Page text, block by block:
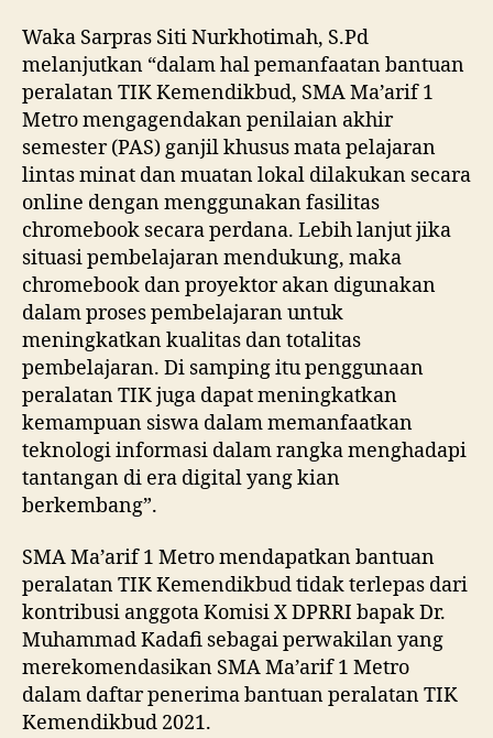
Waka Sarpras Siti Nurkhotimah, S.Pd
melanjutkan “dalam hal pemanfaatan bantuan
peralatan TIK Kemendikbud, SMA Ma’arif 1
Metro mengagendakan penilaian akhir
semester (PAS) ganjil khusus mata pelajaran
lintas minat dan muatan lokal dilakukan secara
online dengan menggunakan fasilitas
chromebook secara perdana. Lebih lanjut jika
situasi pembelajaran mendukung, maka
chromebook dan proyektor akan digunakan
dalam proses pembelajaran untuk
meningkatkan kualitas dan totalitas
pembelajaran. Di samping itu penggunaan
peralatan TIK juga dapat meningkatkan
kemampuan siswa dalam memanfaatkan
teknologi informasi dalam rangka menghadapi
tantangan di era digital yang kian
berkembang”.
SMA Ma’arif 1 Metro mendapatkan bantuan
peralatan TIK Kemendikbud tidak terlepas dari
kontribusi anggota Komisi X DPRRI bapak Dr.
Muhammad Kadafi sebagai perwakilan yang
merekomendasikan SMA Ma’arif 1 Metro
dalam daftar penerima bantuan peralatan TIK
Kemendikbud 2021.